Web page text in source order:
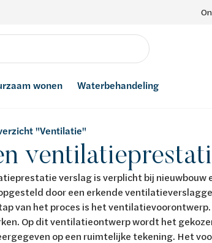
wonen Waterbehandeling
"Ventilatie"
verslag is verplicht bij nieuwbouw
door een erkende
van het proces is het
Op dit ventilatieontwerp wordt het
op een ruimtelijke tekening. Het